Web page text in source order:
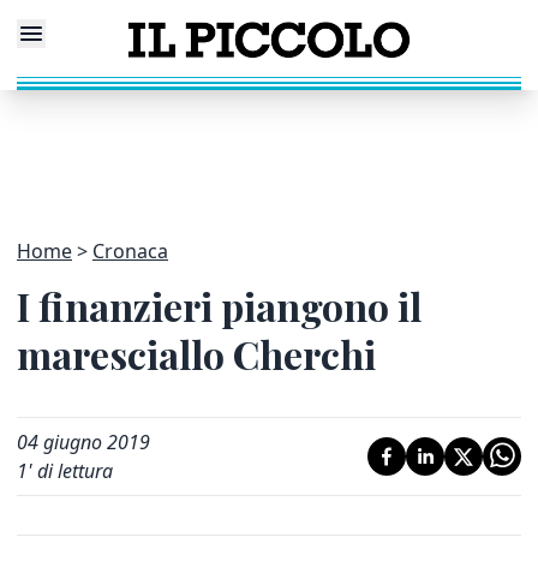
Home Cronaca
I finanzieri piangono il
maresciallo Cherchi
04 giugno 2019
1' di lettura